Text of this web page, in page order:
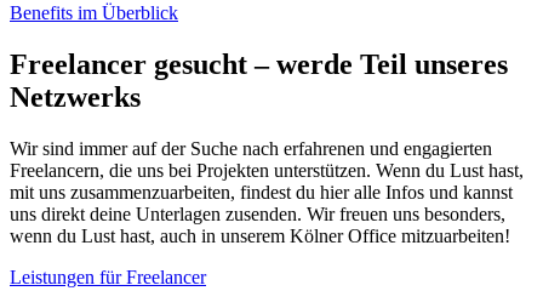
Benefits im Überblick
Freelancer gesucht – werde Teil unseres
Netzwerks
Wir sind immer auf der Suche nach erfahrenen und engagierten
Freelancern, die uns bei Projekten unterstützen. Wenn du Lust hast,
mit uns zusammenzuarbeiten, findest du hier alle Infos und kannst
uns direkt deine Unterlagen zusenden. Wir freuen uns besonders,
wenn du Lust hast, auch in unserem Kölner Office mitzuarbeiten!
Leistungen für Freelancer